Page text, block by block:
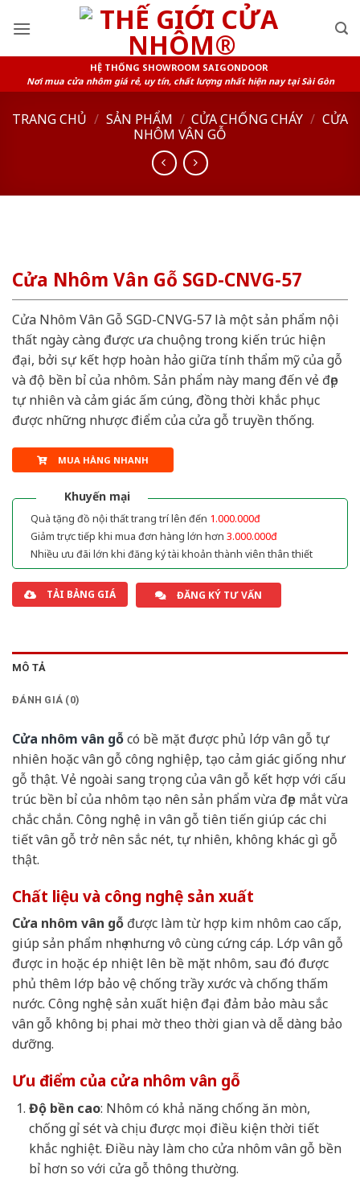
HỆ THỐNG SHOWROOM SAIGONDOOR
Nơi mua cửa nhôm giá rẻ, uy tín, chất lượng nhất hiện nay tại Sài Gòn
TRANG CHỦ / SẢN PHẨM / CỬA CHỐNG CHÁY / CỬA
NHÔM VÂN GỖ
Cửa Nhôm Vân Gỗ SGD-CNVG-57
Cửa Nhôm Vân Gỗ SGD-CNVG-57 là một sản phẩm nội
thất ngày càng được ưa chuộng trong kiến trúc hiện
đại, bởi sự kết hợp hoàn hảo giữa tính thẩm mỹ của gỗ
và độ bền bỉ của nhôm. Sản phẩm này mang đến vẻ đẹp
tự nhiên và cảm giác ấm cúng, đồng thời khắc phục
được những nhược điểm của cửa gỗ truyền thống.
MUA HÀNG NHANH
Khuyến mại
Quà tặng đồ nội thất trang trí lên đến 1.000.000đ
Giảm trực tiếp khi mua đơn hàng lớn hơn 3.000.000đ
Nhiều ưu đãi lớn khi đăng ký tài khoản thành viên thân thiết
TẢI BẢNG GIÁ ĐĂNG KÝ TƯ VẤN
MÔ TẢ
ĐÁNH GIÁ (0)
Cửa nhôm vân gỗcó bề mặt được phủ lớp vân gỗ tự
nhiên hoặc vân gỗ công nghiệp, tạo cảm giác giống như
gỗ thật. Vẻ ngoài sang trọng của vân gỗ kết hợp với cấu
trúc bền bỉ của nhôm tạo nên sản phẩm vừa đẹp mắt vừa
chắc chắn. Công nghệ in vân gỗ tiên tiến giúp các chi
tiết vân gỗ trở nên sắc nét, tự nhiên, không khác gì gỗ
thật.
Chất liệu và công nghệ sản xuất
Cửa nhôm vân gỗ được làm từ hợp kim nhôm cao cấp,
giúp sản phẩm nhẹ nhưng vô cùng cứng cáp. Lớp vân gỗ
được in hoặc ép nhiệt lên bề mặt nhôm, sau đó được
phủ thêm lớp bảo vệ chống trầy xước và chống thấm
nước. Công nghệ sản xuất hiện đại đảm bảo màu sắc
vân gỗ không bị phai mờ theo thời gian và dễ dàng bảo
dưỡng.
Ưu điểm của cửa nhôm vân gỗ
Độ bền cao: Nhôm có khả năng chống ăn mòn,
chống gỉ sét và chịu được mọi điều kiện thời tiết
khắc nghiệt. Điều này làm cho cửa nhôm vân gỗ bền
bỉ hơn so với cửa gỗ thông thường.